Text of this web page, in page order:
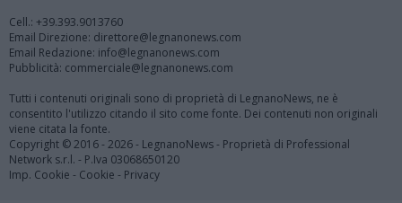
Cell.: +39.393.9013760
Email Direzione: direttore@legnanonews.com
Email Redazione: info@legnanonews.com
Pubblicità: commerciale@legnanonews.com
Tutti i contenuti originali sono di proprietà di LegnanoNews, ne è
consentito l'utilizzo citando il sito come fonte. Dei contenuti non originali
viene citata la fonte.
Copyright © 2016 - 2026 - LegnanoNews - Proprietà di Professional
Network s.r.l. - P.Iva 03068650120
Imp. Cookie - Cookie - Privacy